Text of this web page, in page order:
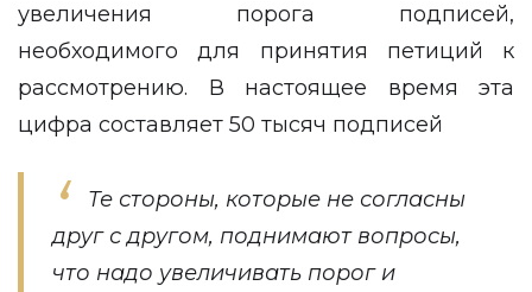
увеличения порога подписей,
необходимого для принятия петиций к
рассмотрению. В настоящее время эта
цифра составляет 50 тысяч подписей
Те стороны, которые не согласны
друг с другом, поднимают вопросы,
что надо увеличивать порог и